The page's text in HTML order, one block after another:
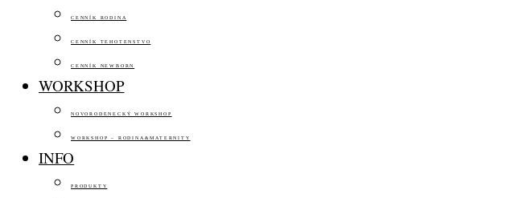
CENNÍK RODINA
CENNÍK TEHOTENSTVO
CENNÍK NEWBORN
WORKSHOP
NOVORODENECKÝ WORKSHOP
WORKSHOP – RODINA&MATERNITY
INFO
PRODUKTY